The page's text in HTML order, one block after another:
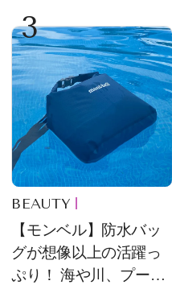
3
BEAUTY
【モンベル】防水バッ
グが想像以上の活躍っ
ぷり！ 海や川、プール